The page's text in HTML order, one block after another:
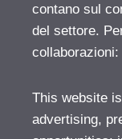
contano sul
del settore.
collaborazioni:
This website
advertising,